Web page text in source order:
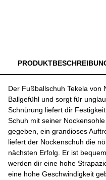
Der Fußballschuh Tekela von
Ballgefühl und sorgt für
Schnürung liefert dir
Schuh mit seiner
gegeben, ein grandioses
liefert der Nockenschuh die
nächsten Erfolg. Er ist
werden dir eine hohe
eine hohe Geschwindigkeit